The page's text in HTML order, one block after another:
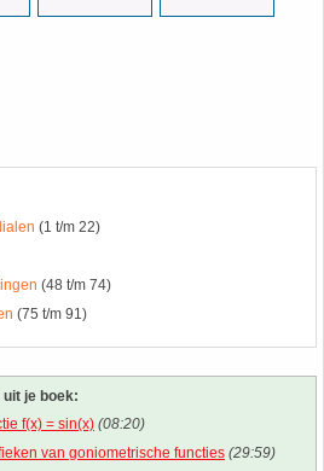
(1 t/m 22)
(48 t/m 74)
(75 t/m 91)
je boek:
f(x) = sin(x) (08:20)
van goniometrische functies (29:59)